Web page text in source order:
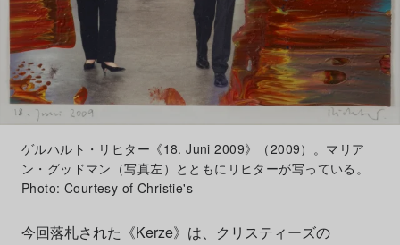
ゲルハルト・リヒター《18. Juni 2009》（2009）。マリア
ン・グッドマン（写真左）とともにリヒターが写っている。
Photo: Courtesy of Christie's
今回落札された《Kerze》は、クリスティーズの